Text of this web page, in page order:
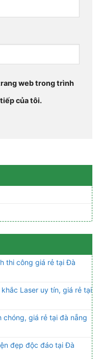
web trong trình
của tôi.
thi công giá rẻ tại Đà
Laser uy tín, giá rẻ tại
chóng, giá rẻ tại đà nẵng
đẹp độc đáo tại Đà